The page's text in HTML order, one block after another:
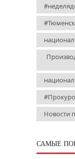
Новости
САМЫЕ